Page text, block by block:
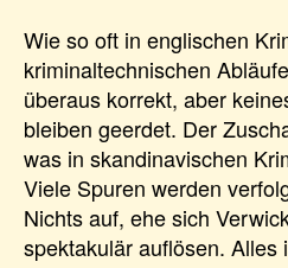
Wie so oft in englischen
kriminaltechnischen
überaus korrekt, aber
bleiben geerdet. Der
was in skandinavischen
Viele Spuren werden
Nichts auf, ehe sich
spektakulär auflösen. Alles